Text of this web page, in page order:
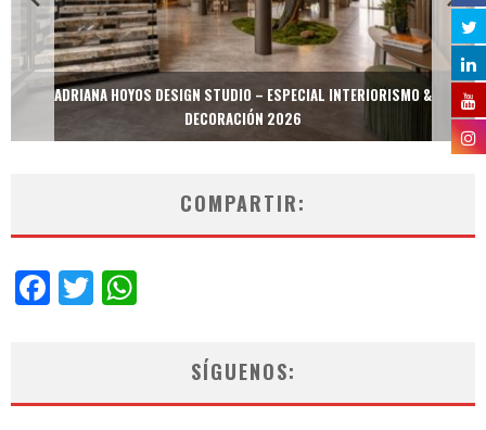
ADRIANA HOYOS DESIGN STUDIO – ESPECIAL INTERIORISMO &
DECORACIÓN 2026
COMPARTIR:
Facebook
Twitter
SÍGUENOS: